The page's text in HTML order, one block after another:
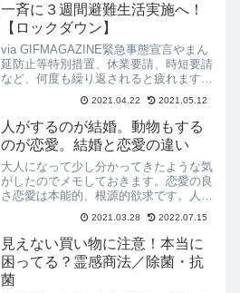
一斉に３週間避難生活実施へ！
【ロックダウン】
via GIFMAGAZINE緊急事態宣言やまん
延防止等特別措置、休業要請、時短要請
など、何度も繰り返されると疲れますし
麻痺してきますね。違いも良くわかりま
せん。我慢して緊急事態明けを待ち、や
っと解放されたと思ったらまた緊急事
態、となると、...
2021.04.22 2021.05.12
人がするのが結婚。動物もする
のが恋愛。結婚と恋愛の違い
大人になって少し分かってきたような気
がしたのでメモしておきます。恋愛の良
さ恋愛は本能的、根源的欲求です。人だ
って動物だって恋愛します。恋愛には法
律なんてありません。自由です。好き
か、嫌いか、それだけです。親だって関
係無いし、親の言うことを聞...
2021.03.28 2022.07.15
見えない買い物に注意！本当に
困ってる？霊感商法／除菌・抗
菌